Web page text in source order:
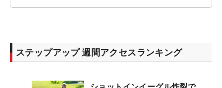
ステップアップ 週間アクセスランキング